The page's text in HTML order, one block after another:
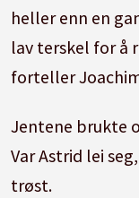
heller enn en
lav terskel for å
forteller
Jentene brukte
Var Astrid lei
trøst.